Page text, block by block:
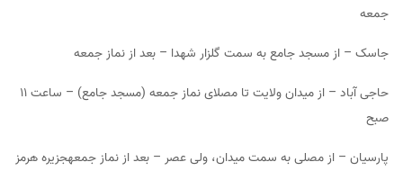
جمعه
جاسک – از مسجد جامع به سمت گلزار شهدا – بعد از نماز جمعه
حاجی آباد – از میدان ولایت تا مصلای نماز جمعه (مسجد جامع) – ساعت ۱۱
صبح
پارسیان – از مصلی به سمت میدان، ولی عصر – بعد از نماز جمعهجزیره هرمز